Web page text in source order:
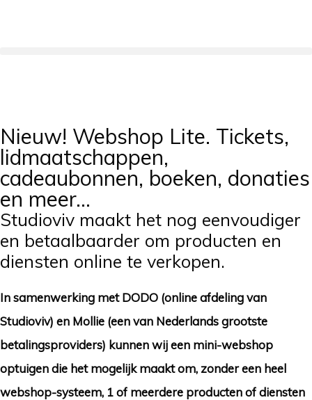
Nieuw! Webshop Lite. Tickets,
lidmaatschappen,
cadeaubonnen, boeken, donaties
en meer…
Studioviv maakt het nog eenvoudiger
en betaalbaarder om producten en
diensten online te verkopen.
In samenwerking met DODO (online afdeling van
Studioviv) en Mollie (een van Nederlands grootste
betalingsproviders) kunnen wij een mini-webshop
optuigen die het mogelijk maakt om, zonder een heel
webshop-systeem, 1 of meerdere producten of diensten